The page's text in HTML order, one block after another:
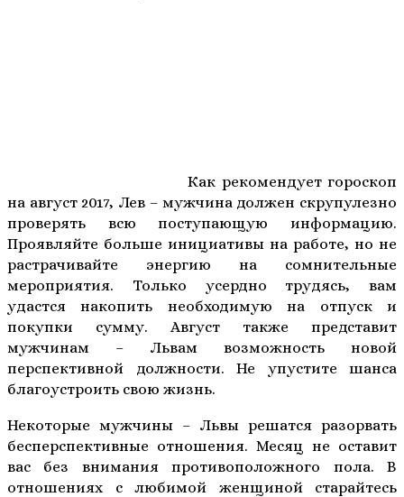
Как рекомендует гороскоп
на август 2017, Лев – мужчина должен скрупулезно
проверять всю поступающую информацию.
Проявляйте больше инициативы на работе, но не
растрачивайте энергию на сомнительные
мероприятия. Только усердно трудясь, вам
удастся накопить необходимую на отпуск и
покупки сумму. Август также представит
мужчинам – Львам возможность новой
перспективной должности. Не упустите шанса
благоустроить свою жизнь.
Некоторые мужчины – Львы решатся разорвать
бесперспективные отношения. Месяц не оставит
вас без внимания противоположного пола. В
отношениях с любимой женщиной старайтесь